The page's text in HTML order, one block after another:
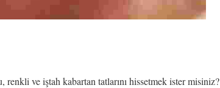
renkli ve iştah kabartan tatlarını hissetmek ister misiniz?